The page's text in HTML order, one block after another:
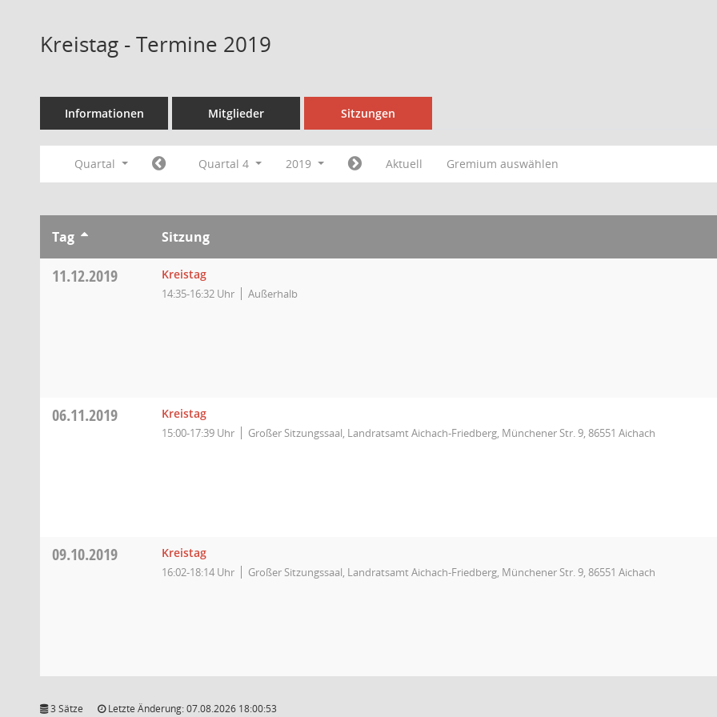
Kreistag - Termine 2019
Informationen Mitglieder Sitzungen
Quartal Quartal 4 2019 Aktuell Gremium auswählen
Tag Sitzung
11.12.2019 Kreistag
14:35-16:32 Uhr Außerhalb
06.11.2019 Kreistag
15:00-17:39 Uhr Großer Sitzungssaal, Landratsamt Aichach-Friedberg, Münchener Str. 9, 86551 Aichach
09.10.2019 Kreistag
16:02-18:14 Uhr Großer Sitzungssaal, Landratsamt Aichach-Friedberg, Münchener Str. 9, 86551 Aichach
3 Sätze Letzte Änderung: 07.08.2026 18:00:53